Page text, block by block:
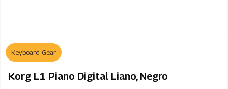
Keyboard Gear
Korg L1 Piano Digital Liano, Negro